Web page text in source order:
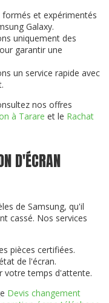
et expérimentés
Galaxy.
uniquement des
garantir une
un service rapide avec
nos offres
à Tarare et le Rachat
D'ÉCRAN
de Samsung, qu'il
cassé. Nos services
pièces certifiées.
de l'écran.
votre temps d'attente.
Devis changement